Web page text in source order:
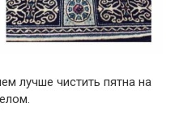
лучше чистить пятна на